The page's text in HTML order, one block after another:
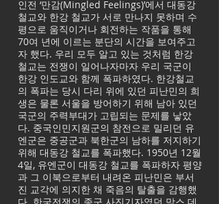
인전 ‘만감(Mingled Feelings)’에서 대동강
철교와 한강 철교가 서로 만나지 못하며 수
평으로 움직이거나 회전하는 작품을 통해
70여 년에 이르는 분단의 시간을 보여주고
자 했다. 우리 모두 알고 있는 것처럼 한강
철교는 전쟁이 일어나자마자 우리 국군이
한강 인도교와 함께 폭파하였다. 한강철교
의 폭파는 당시 다리 위에 있던 피난민의 희
생은 물론 서울을 방어하기 위해 남아 있던
국군의 주력부대가 고립되는 문제를 낳았
다. 중국인민지원군의 참전으로 밀리던 유
엔군은 중공군과 북한군의 남하를 저지하기
위해 대동강 철교를 폭파했다. 1950년 12월
4일, 유엔군이 대동강 철교를 폭파하자 평양
과 그 이북으로부터 내려온 피난민은 부서
진 교각에 의지한 채 죽음의 탈출을 감행했